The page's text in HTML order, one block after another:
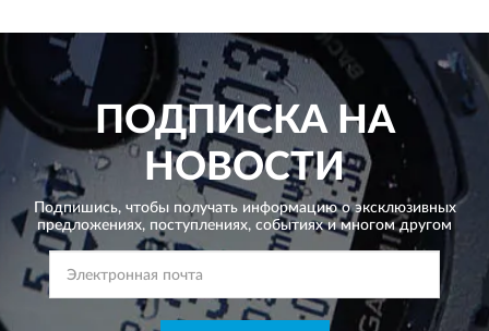
ПОДПИСКА НА
НОВОСТИ
Подпишись, чтобы получать информацию о эксклюзивных
предложениях, поступлениях, событиях и многом другом